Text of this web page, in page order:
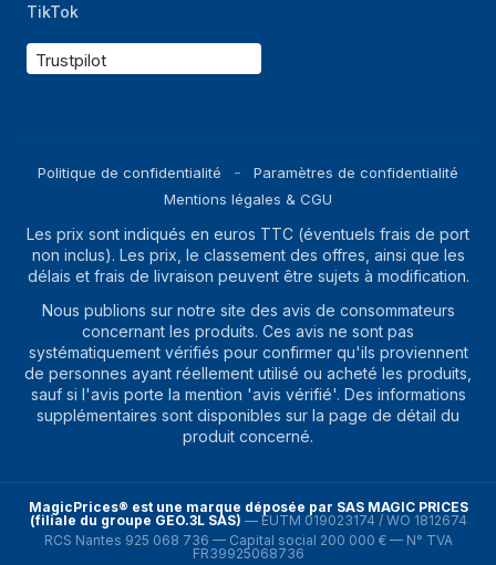
TikTok
Trustpilot
Politique de confidentialité
Paramètres de confidentialité
Mentions légales & CGU
Les prix sont indiqués en euros TTC (éventuels frais de port
non inclus). Les prix, le classement des offres, ainsi que les
délais et frais de livraison peuvent être sujets à modification.
Nous publions sur notre site des avis de consommateurs
concernant les produits. Ces avis ne sont pas
systématiquement vérifiés pour confirmer qu'ils proviennent
de personnes ayant réellement utilisé ou acheté les produits,
sauf si l'avis porte la mention 'avis vérifié'. Des informations
supplémentaires sont disponibles sur la page de détail du
produit concerné.
MagicPrices® est une marque déposée par SAS MAGIC PRICES
(filiale du groupe GEO.3L SAS) — EUTM 019023174 / WO 1812674
RCS Nantes 925 068 736 — Capital social 200 000 € — N° TVA
FR39925068736